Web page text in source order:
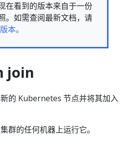
在看到的版本来自于一份
。如需查阅最新文档，请
本。
join
的 Kubernetes 节点并将其加入
群的任何机器上运行它。